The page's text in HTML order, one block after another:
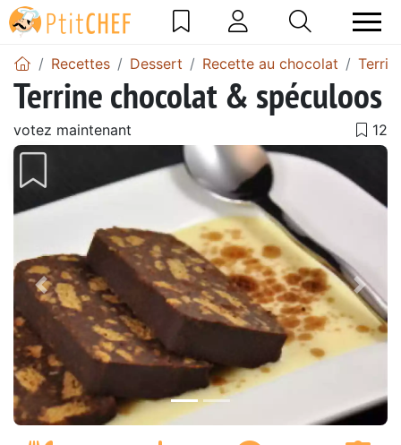
Recettes Dessert Recette au chocolat
Terrine chocolat & spéculoos
votez maintenant
Précédent